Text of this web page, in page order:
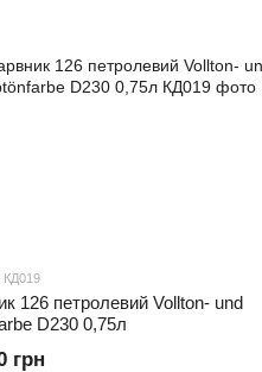
КД019
126 петролевий Vollton- und
D230 0,75л
грн